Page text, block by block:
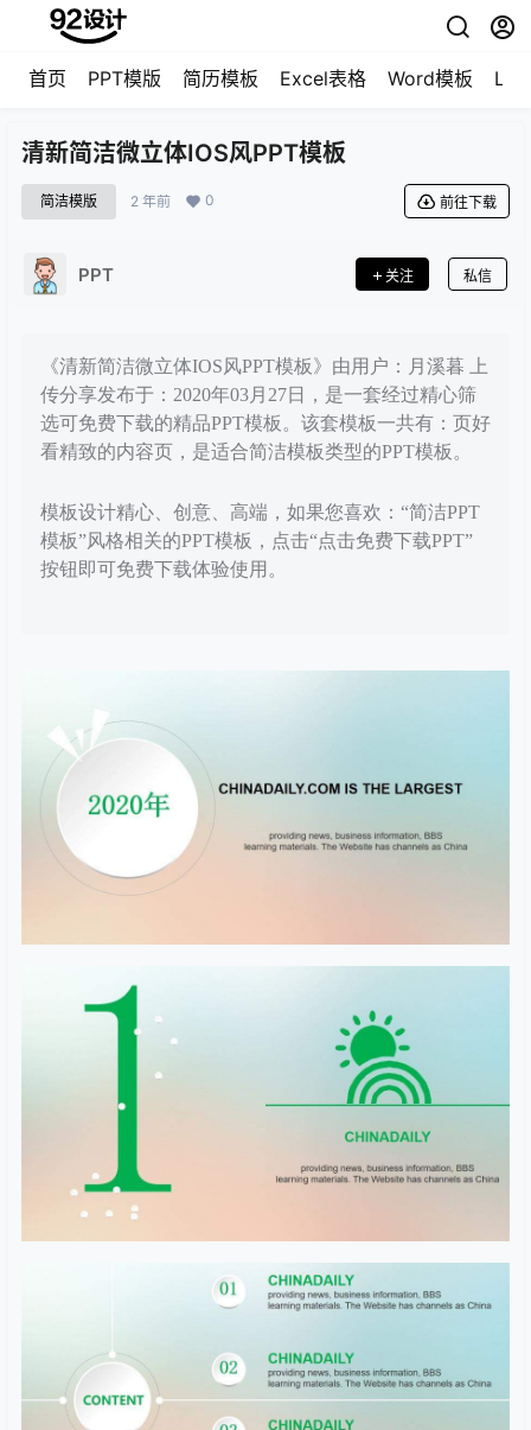
首页 PPT模版 简历模板 Excel表格 Word模板
清新简洁微立体IOS风PPT模板
简洁模版 2 年前 0 前往下载
PPT 关注 私信
《清新简洁微立体IOS风PPT模板》由用户：月溪暮 上
传分享发布于：2020年03月27日，是一套经过精心筛
选可免费下载的精品PPT模板。该套模板一共有：页好
看精致的内容页，是适合简洁模板类型的PPT模板。
模板设计精心、创意、高端，如果您喜欢：“简洁PPT
模板”风格相关的PPT模板，点击“点击免费下载PPT”
按钮即可免费下载体验使用。